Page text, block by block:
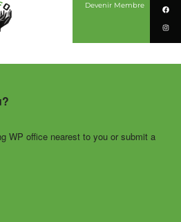
Devenir Membre
WP office nearest to you or submit a